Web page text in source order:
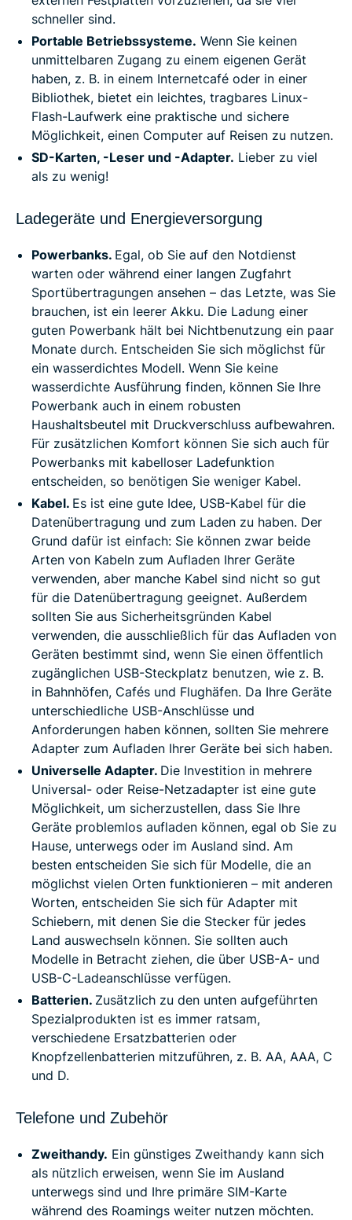
schneller sind.
Portable Betriebssysteme. Wenn Sie keinen
unmittelbaren Zugang zu einem eigenen Gerät
haben, z. B. in einem Internetcafé oder in einer
Bibliothek, bietet ein leichtes, tragbares Linux-
Flash-Laufwerk eine praktische und sichere
Möglichkeit, einen Computer auf Reisen zu nutzen.
SD-Karten, -Leser und -Adapter. Lieber zu viel
als zu wenig!
Ladegeräte und Energieversorgung
Powerbanks. Egal, ob Sie auf den Notdienst
warten oder während einer langen Zugfahrt
Sportübertragungen ansehen – das Letzte, was Sie
brauchen, ist ein leerer Akku. Die Ladung einer
guten Powerbank hält bei Nichtbenutzung ein paar
Monate durch. Entscheiden Sie sich möglichst für
ein wasserdichtes Modell. Wenn Sie keine
wasserdichte Ausführung finden, können Sie Ihre
Powerbank auch in einem robusten
Haushaltsbeutel mit Druckverschluss aufbewahren.
Für zusätzlichen Komfort können Sie sich auch für
Powerbanks mit kabelloser Ladefunktion
entscheiden, so benötigen Sie weniger Kabel.
Kabel. Es ist eine gute Idee, USB-Kabel für die
Datenübertragung und zum Laden zu haben. Der
Grund dafür ist einfach: Sie können zwar beide
Arten von Kabeln zum Aufladen Ihrer Geräte
verwenden, aber manche Kabel sind nicht so gut
für die Datenübertragung geeignet. Außerdem
sollten Sie aus Sicherheitsgründen Kabel
verwenden, die ausschließlich für das Aufladen von
Geräten bestimmt sind, wenn Sie einen öffentlich
zugänglichen USB-Steckplatz benutzen, wie z. B.
in Bahnhöfen, Cafés und Flughäfen. Da Ihre Geräte
unterschiedliche USB-Anschlüsse und
Anforderungen haben können, sollten Sie mehrere
Adapter zum Aufladen Ihrer Geräte bei sich haben.
Universelle Adapter. Die Investition in mehrere
Universal- oder Reise-Netzadapter ist eine gute
Möglichkeit, um sicherzustellen, dass Sie Ihre
Geräte problemlos aufladen können, egal ob Sie zu
Hause, unterwegs oder im Ausland sind. Am
besten entscheiden Sie sich für Modelle, die an
möglichst vielen Orten funktionieren – mit anderen
Worten, entscheiden Sie sich für Adapter mit
Schiebern, mit denen Sie die Stecker für jedes
Land auswechseln können. Sie sollten auch
Modelle in Betracht ziehen, die über USB-A- und
USB-C-Ladeanschlüsse verfügen.
Batterien. Zusätzlich zu den unten aufgeführten
Spezialprodukten ist es immer ratsam,
verschiedene Ersatzbatterien oder
Knopfzellenbatterien mitzuführen, z. B. AA, AAA, C
und D.
Telefone und Zubehör
Zweithandy. Ein günstiges Zweithandy kann sich
als nützlich erweisen, wenn Sie im Ausland
unterwegs sind und Ihre primäre SIM-Karte
während des Roamings weiter nutzen möchten.